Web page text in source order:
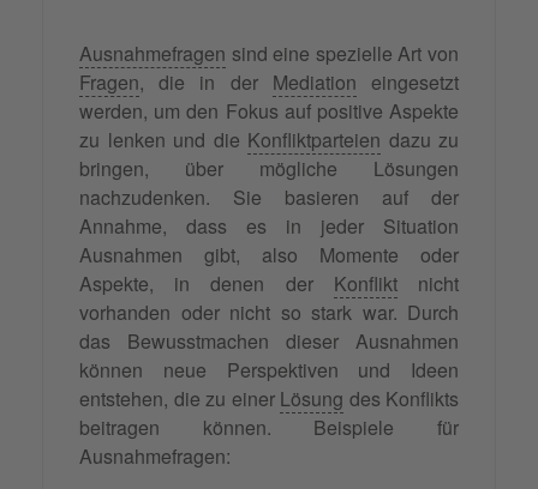
Ausnahmefragen sind eine spezielle Art von
Fragen, die in der Mediation eingesetzt
werden, um den Fokus auf positive Aspekte
zu lenken und die Konfliktparteien dazu zu
bringen, über mögliche Lösungen
nachzudenken. Sie basieren auf der
Annahme, dass es in jeder Situation
Ausnahmen gibt, also Momente oder
Aspekte, in denen der Konfliktnicht
vorhanden oder nicht so stark war. Durch
das Bewusstmachen dieser Ausnahmen
können neue Perspektiven und Ideen
entstehen, die zu einer Lösung des Konflikts
beitragen können. Beispiele für
Ausnahmefragen: